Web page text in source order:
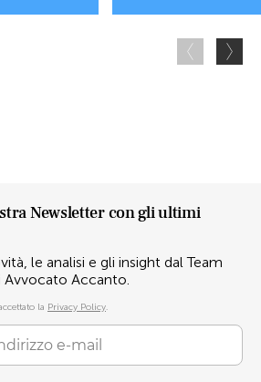
Newsletter con gli ultimi
le analisi e gli insight dal Team
Avvocato Accanto.
la Privacy Policy.